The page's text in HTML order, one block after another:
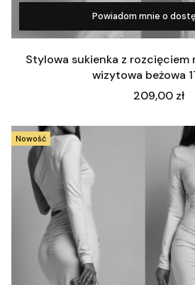
Zobacz
Powiadom mnie o
Stylowa sukienka z rozcięciem
wizytowa beżowa
Cena
209,00 zł
Nowość